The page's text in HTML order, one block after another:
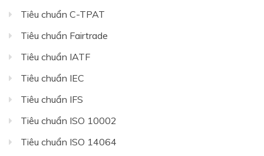
Tiêu chuẩn C-TPAT
Tiêu chuẩn Fairtrade
Tiêu chuẩn IATF
Tiêu chuẩn IEC
Tiêu chuẩn IFS
Tiêu chuẩn ISO 10002
Tiêu chuẩn ISO 14064